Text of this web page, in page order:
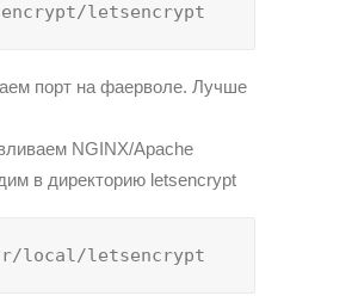
letsencrypt
порт на фаерволе. Лучше
NGINX/Apache
в директорию letsencrypt
local/letsencrypt